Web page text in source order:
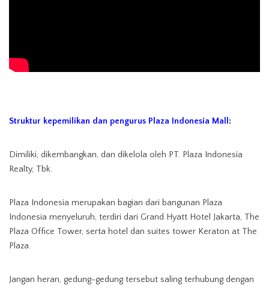
Struktur kepemilikan dan pengurus Plaza Indonesia Mall:
Dimiliki, dikembangkan, dan dikelola oleh PT. Plaza Indonesia
Realty, Tbk.
Plaza Indonesia merupakan bagian dari bangunan Plaza
Indonesia menyeluruh, terdiri dari Grand Hyatt Hotel Jakarta, The
Plaza Office Tower, serta hotel dan suites tower Keraton at The
Plaza.
Jangan heran, gedung-gedung tersebut saling terhubung dengan